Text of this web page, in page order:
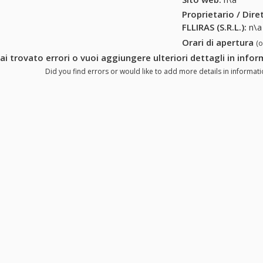
Proprietario /
FLLIRAS (S.R.L.): n\a
Orari di apertura
trovato errori o vuoi aggiungere ulteriori dettagli in
Did you find errors or would like to add more details in